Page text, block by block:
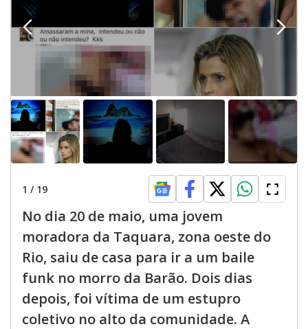
1 / 19
No dia 20 de maio, uma jovem
moradora da Taquara, zona oeste do
Rio, saiu de casa para ir a um baile
funk no morro da Barão. Dois dias
depois, foi vítima de um estupro
coletivo no alto da comunidade. A